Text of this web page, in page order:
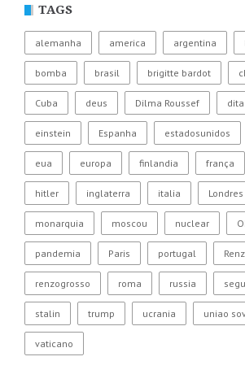
TAGS
alemanha america argentina
bomba brasil brigitte bardot
Cuba deus Dilma Roussef
einstein Espanha estadosunidos
eua europa finlandia frança
hitler inglaterra italia Londres
monarquia moscou nuclear
pandemia Paris portugal
renzogrosso roma russia
stalin trump ucrania uniao
vaticano